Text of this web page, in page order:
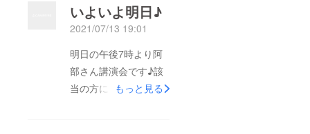
いよいよ明日♪
2021/07/13 19:01
明日の午後7時より阿
部さん講演会です♪該
当の方には、先ほど
もっと見る